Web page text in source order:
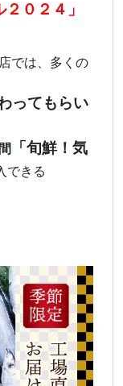
０２４」
では、多くの
ってもらい
「旬鮮！気
できる